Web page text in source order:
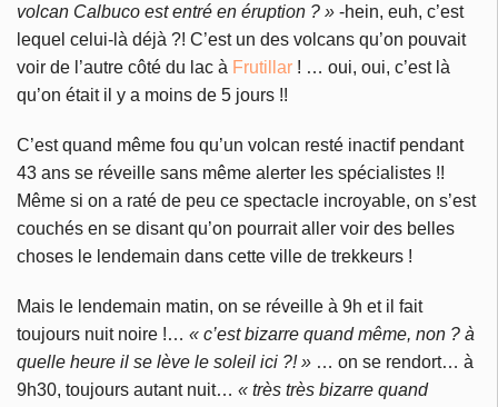
volcan Calbuco est entré en éruption ? » -hein, euh, c’est
lequel celui-là déjà ?! C’est un des volcans qu’on pouvait
voir de l’autre côté du lac à Frutillar ! … oui, oui, c’est là
qu’on était il y a moins de 5 jours !!
C’est quand même fou qu’un volcan resté inactif pendant
43 ans se réveille sans même alerter les spécialistes !!
Même si on a raté de peu ce spectacle incroyable, on s’est
couchés en se disant qu’on pourrait aller voir des belles
choses le lendemain dans cette ville de trekkeurs !
Mais le lendemain matin, on se réveille à 9h et il fait
toujours nuit noire !… « c’est bizarre quand même, non ? à
quelle heure il se lève le soleil ici ?! » … on se rendort… à
9h30, toujours autant nuit… « très très bizarre quand